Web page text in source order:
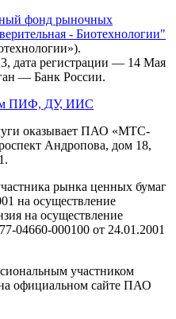
фонд рыночных
- Биотехнологии"
дата регистрации — 14 Мая
— Банк России.
ПИФ, ДУ, ИИС
оказывает ПАО «МТС-
Андропова, дом 18,
рынка ценных бумаг
на осуществление
на осуществление
04660-000100 от 24.01.2001
участником
официальном сайте ПАО